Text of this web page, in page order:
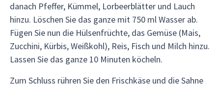
danach Pfeffer, Kümmel, Lorbeerblätter und Lauch
hinzu. Löschen Sie das ganze mit 750 ml Wasser ab.
Fügen Sie nun die Hülsenfrüchte, das Gemüse (Mais,
Zucchini, Kürbis, Weißkohl), Reis, Fisch und Milch hinzu.
Lassen Sie das ganze 10 Minuten köcheln.
Zum Schluss rühren Sie den Frischkäse und die Sahne